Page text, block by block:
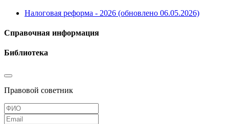
Налоговая реформа - 2026 (обновлено 06.05.2026)
Справочная информация
Библиотека
Правовой советник